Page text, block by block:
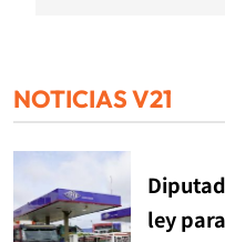
NOTICIAS V21
ley